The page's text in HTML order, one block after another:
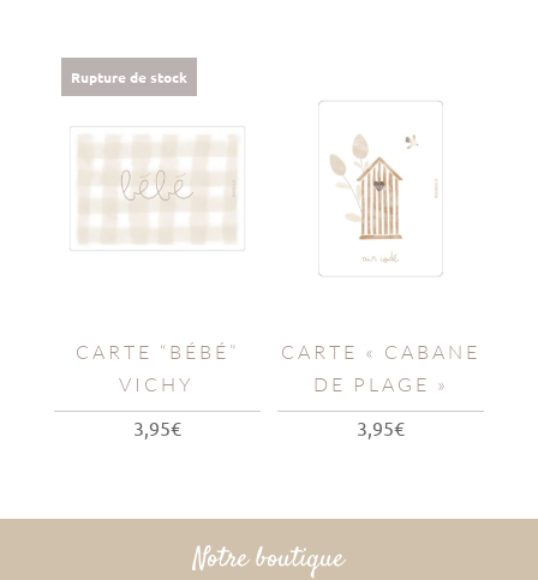
Rupture de stock
CARTE “BÉBÉ”
VICHY
3,95€
CARTE « CABANE
DE PLAGE »
3,95€
Notre boutique